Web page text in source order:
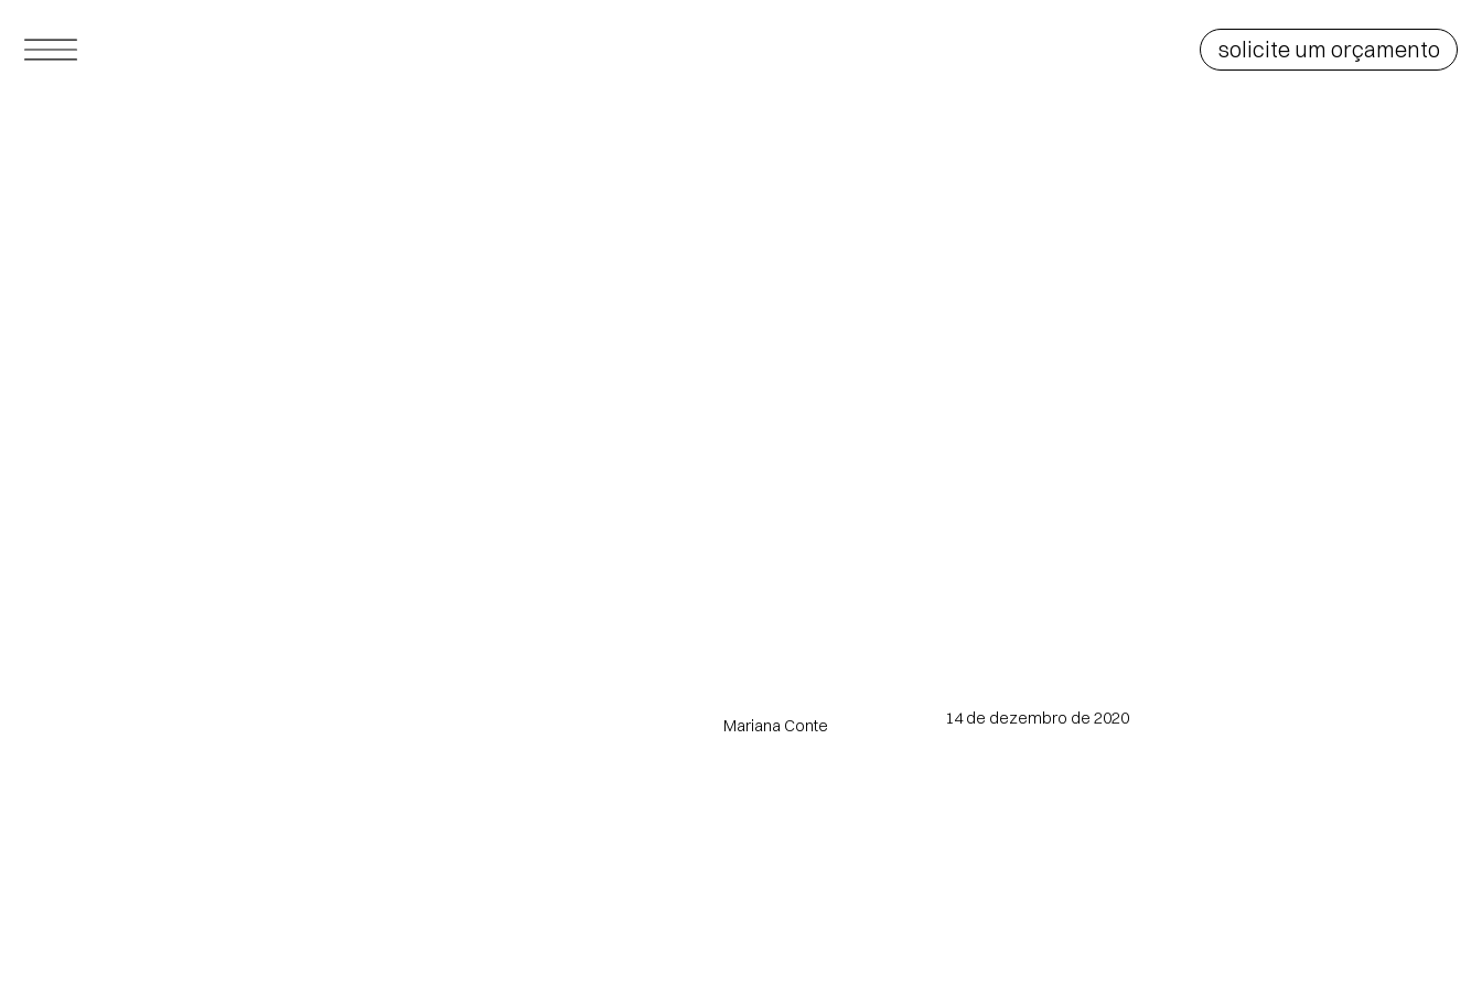
solicite um orçamento
14 de dezembro de 2020
Mariana Conte